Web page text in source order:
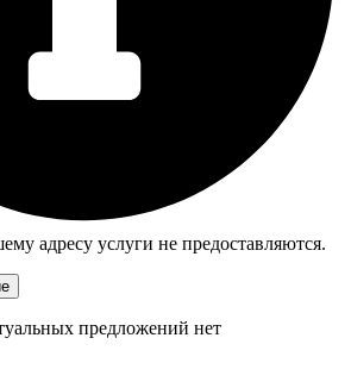
адресу услуги не предоставляются.
предложений нет